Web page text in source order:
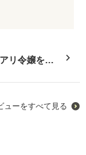
変わらず描写が
幼なじみが好き
てる姿を見て、
応援しちゃいま
りがとうござい
リ令嬢を執
ューをすべて見る